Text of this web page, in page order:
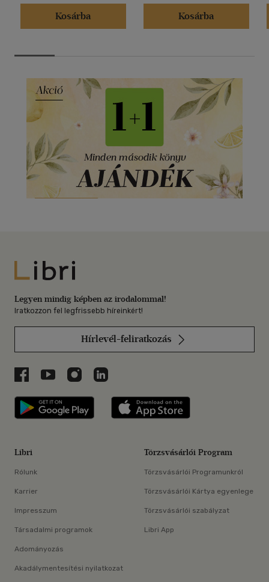
Kosárba
Kosárba
Libri
Legyen mindig képben az irodalommal!
Iratkozzon fel legfrissebb híreinkért!
Hírlevél-feliratkozás
Libri a Facebookon
Libri a Youtube-on
Libri az Instagramon
Libri a LinkedInen
Libri applikáció Szerezd meg: Google
Libri
Rólunk
Karrier
Impresszum
Társadalmi programok
Adományozás
Akadálymentesítési nyilatkozat
Törzsvásárlói Program
Törzsvásárlói Programunkról
Törzsvásárlói Kártya egyenlege
Törzsvásárlói szabályzat
Libri App